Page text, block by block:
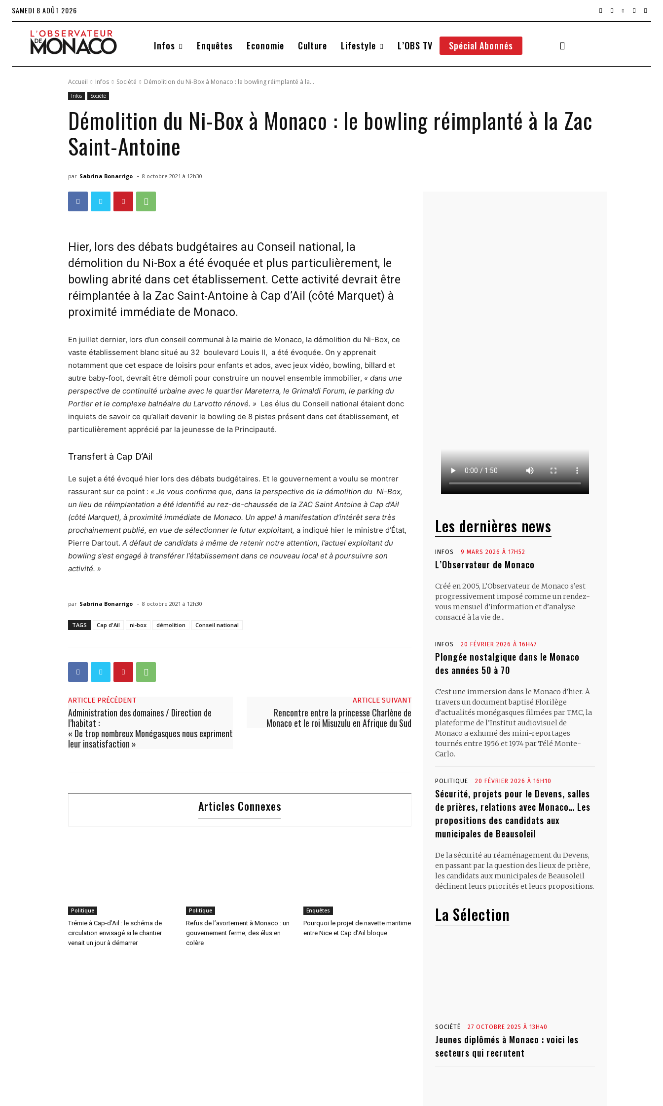
SAMEDI 8 AOÛT 2026
Infos Enquêtes Economie Culture Lifestyle L’OBS TV Spécial Abonnés
Accueil Infos Société Démolition du Ni-Box à Monaco : le bowling réimplanté à la...
Infos Société
Démolition du Ni-Box à Monaco : le bowling réimplanté à la Zac
Saint-Antoine
par Sabrina Bonarrigo - 8 octobre 2021 à 12h30
Hier, lors des débats budgétaires au Conseil national, la
démolition du Ni-Box a été évoquée et plus particulièrement, le
bowling abrité dans cet établissement. Cette activité devrait être
réimplantée à la Zac Saint-Antoine à Cap d’Ail (côté Marquet) à
proximité immédiate de Monaco.
En juillet dernier, lors d’un conseil communal à la mairie de Monaco, la démolition du Ni-Box, ce
vaste établissement blanc situé au 32 boulevard Louis II, a été évoquée. On y apprenait
notamment que cet espace de loisirs pour enfants et ados, avec jeux vidéo, bowling, billard et
autre baby-foot, devrait être démoli pour construire un nouvel ensemble immobilier, « dans une
perspective de continuité urbaine avec le quartier Mareterra, le Grimaldi Forum, le parking du
Portier et le complexe balnéaire du Larvotto rénové. » Les élus du Conseil national étaient donc
inquiets de savoir ce qu’allait devenir le bowling de 8 pistes présent dans cet établissement, et
particulièrement apprécié par la jeunesse de la Principauté.
Transfert à Cap D’Ail
Le sujet a été évoqué hier lors des débats budgétaires. Et le gouvernement a voulu se montrer
rassurant sur ce point : « Je vous confirme que, dans la perspective de la démolition du Ni-Box,
un lieu de réimplantation a été identifié au rez-de-chaussée de la ZAC Saint Antoine à Cap d’Ail
(côté Marquet), à proximité immédiate de Monaco. Un appel à manifestation d’intérêt sera très
prochainement publié, en vue de sélectionner le futur exploitant, a indiqué hier le ministre d’État,
Pierre Dartout. A défaut de candidats à même de retenir notre attention, l’actuel exploitant du
bowling s’est engagé à transférer l’établissement dans ce nouveau local et à poursuivre son
activité. »
par Sabrina Bonarrigo - 8 octobre 2021 à 12h30
TAGS Cap d'Ail ni-box démolition Conseil national
ARTICLE PRÉCÉDENT
Administration des domaines / Direction de
l’habitat :
« De trop nombreux Monégasques nous expriment
leur insatisfaction »
ARTICLE SUIVANT
Rencontre entre la princesse Charlène de
Monaco et le roi Misuzulu en Afrique du Sud
Articles Connexes
Politique
Trémie à Cap-d’Ail : le schéma de
circulation envisagé si le chantier
venait un jour à démarrer
Politique
Refus de l’avortement à Monaco : un
gouvernement ferme, des élus en
colère
Enquêtes
Pourquoi le projet de navette maritime
entre Nice et Cap d’Ail bloque
Les dernières news
INFOS 9 MARS 2026 À 17H52
L’Observateur de Monaco
Créé en 2005, L’Observateur de Monaco s’est
progressivement imposé comme un rendez-
vous mensuel d’information et d’analyse
consacré à la vie de...
INFOS 20 FÉVRIER 2026 À 16H47
Plongée nostalgique dans le Monaco
des années 50 à 70
C’est une immersion dans le Monaco d’hier. À
travers un document baptisé Florilège
d’actualités monégasques filmées par TMC, la
plateforme de l’Institut audiovisuel de
Monaco a exhumé des mini-reportages
tournés entre 1956 et 1974 par Télé Monte-
Carlo.
POLITIQUE 20 FÉVRIER 2026 À 16H10
Sécurité, projets pour le Devens, salles
de prières, relations avec Monaco… Les
propositions des candidats aux
municipales de Beausoleil
De la sécurité au réaménagement du Devens,
en passant par la question des lieux de prière,
les candidats aux municipales de Beausoleil
déclinent leurs priorités et leurs propositions.
La Sélection
SOCIÉTÉ 27 OCTOBRE 2025 À 13H40
Jeunes diplômés à Monaco : voici les
secteurs qui recrutent